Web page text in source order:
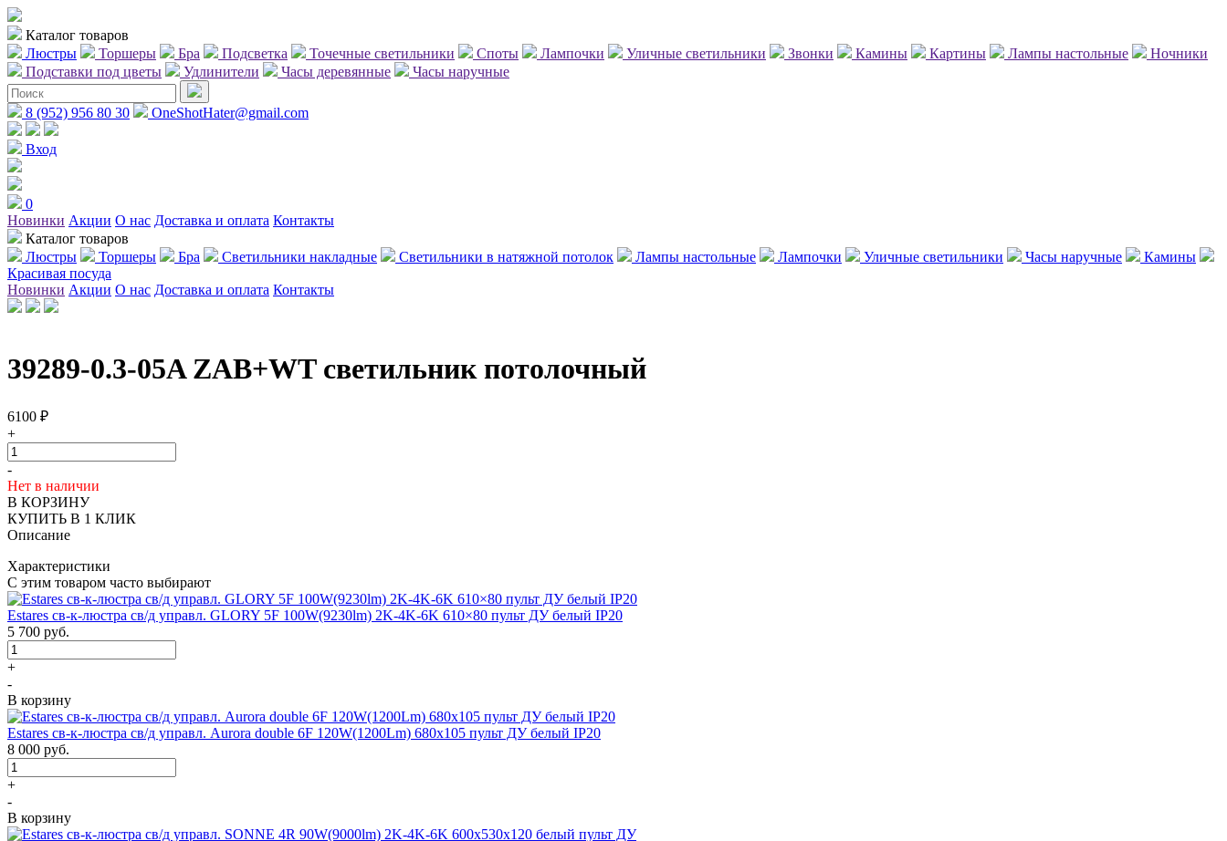
Каталог товаров
Люстры
Торшеры Бра Подсветка Точечные светильники Споты Лампочки Уличные светильники Звонки Камины Картины Лампы настольные
Ночники
Подставки под цветы
Удлинители Часы деревянные Часы наручные
8 (952) 956 80 30 OneShotHater@gmail.com
Вход
0
Новинки Акции О нас Доставка и оплата Контакты
Каталог товаров
Люстры
Торшеры Бра Светильники накладные Светильники в натяжной потолок Лампы настольные Лампочки Уличные светильники Часы наручные
Камины
Красивая посуда
Новинки Акции О нас Доставка и оплата Контакты
39289-0.3-05A ZAB+WT светильник потолочный
6100 ₽
+
-
Нет в наличии
В КОРЗИНУ
КУПИТЬ В 1 КЛИК
Описание
Характеристики
С этим товаром часто выбирают
Estares св-к-люстра св/д управл. GLORY 5F 100W(9230lm) 2K-4K-6K 610×80 пульт ДУ белый IP20
5 700 руб.
+
-
В корзину
Estares св-к-люстра св/д управл. Aurora double 6F 120W(1200Lm) 680х105 пульт ДУ белый IP20
8 000 руб.
+
-
В корзину